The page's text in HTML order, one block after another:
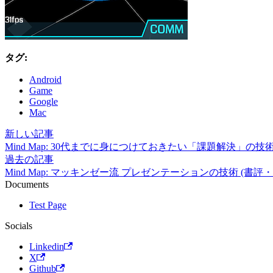
タグ:
Android
Game
Google
Mac
新しい記事
Mind Map: 30代までに身につけておきたい「課題解決」の技
過去の記事
Mind Map: マッキンゼー流 プレゼンテーションの技術 (書評
Documents
Test Page
Socials
Linkedin
X
Github